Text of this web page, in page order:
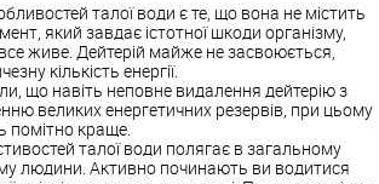
талої води є те, що вона не містить
який завдає істотної шкоди організму,
живе. Дейтерій майже не засвоюється,
кількість енергії.
що навіть неповне видалення дейтерію з
великих енергетичних резервів, при цьому
помітно краще.
талої води полягає в загальному
людини. Активно починають ви водитися